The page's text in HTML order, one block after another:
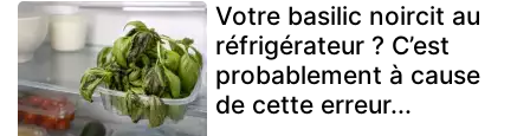
Votre basilic noircit au
réfrigérateur ? C’est
probablement à cause
de cette erreur...